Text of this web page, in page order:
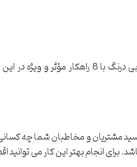
حال که با ویژگی‌ها و فاکتورهای اساسی اکسپلور اینستاگرام آشناشدیم، نوبت آن می‌رسد تا به راهکارهای ورود به آن بپردازیم.
مشتریان و مخاطبان شما چه
انجام بهتر این کار می توانید